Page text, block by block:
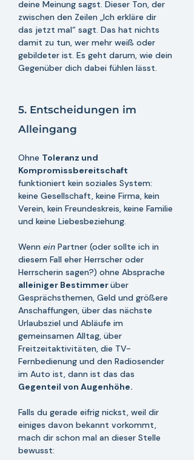
deine Meinung sagst. Dieser Ton, der
zwischen den Zeilen „Ich erkläre dir
das jetzt mal“ sagt. Das hat nichts
damit zu tun, wer mehr weiß oder
gebildeter ist. Es geht darum, wie dein
Gegenüber dich dabei fühlen lässt.
5. Entscheidungen im
Alleingang
Ohne Toleranz und
Kompromissbereitschaft
funktioniert kein soziales System:
keine Gesellschaft, keine Firma, kein
Verein, kein Freundeskreis, keine Familie
und keine Liebesbeziehung.
Wenn ein Partner (oder sollte ich in
diesem Fall eher Herrscher oder
Herrscherin sagen?) ohne Absprache
alleiniger Bestimmer über
Gesprächsthemen, Geld und größere
Anschaffungen, über das nächste
Urlaubsziel und Abläufe im
gemeinsamen Alltag, über
Freitzeitaktivitäten, die TV-
Fernbedienung und den Radiosender
im Auto ist, dann ist das das
Gegenteil von Augenhöhe.
Falls du gerade eifrig nickst, weil dir
einiges davon bekannt vorkommt,
mach dir schon mal an dieser Stelle
bewusst: